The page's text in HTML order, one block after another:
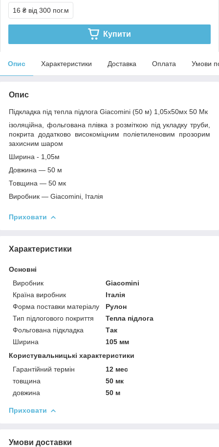
16 ₴ від 300 пог.м
Купити
Опис Характеристики Доставка Оплата Умови
Опис
Підкладка під тепла підлога Giacomini (50 м) 1,05х50мх 50 Мк
ізоляційна, фольгована плівка з розміткою під укладку труби,
покрита додатково високоміцним поліетиленовим прозорим
захисним шаром
Ширина - 1,05м
Довжина — 50 м
Товщина — 50 мк
Виробник — Giacomini, Італія
Приховати
Характеристики
Основні
Виробник
Giacomini
Країна виробник
Італія
Форма поставки матеріалу
Рулон
Тип підлогового покриття
Тепла підлога
Фольгована підкладка
Так
Ширина
105 мм
Користувальницькі характеристики
Гарантійний термін
12 мес
товщина
50 мк
довжина
50 м
Приховати
Умови доставки